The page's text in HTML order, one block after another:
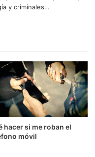
y criminales…
hacer si me roban el
móvil